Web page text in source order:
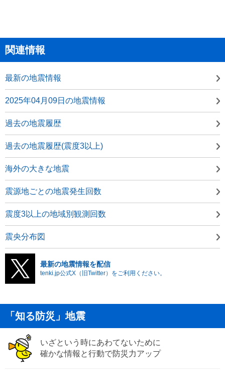
関連情報
最新の地震情報
2025年04月09日の地震情報
過去の地震履歴
過去の地震履歴(震度3以上)
海外の大きな地震
震源地ごとの地震発生回数
震度3以上の地域別観測回数
震央分布図
最新の地震情報を配信
tenki.jp公式X（旧Twitter）をご利用ください。
「知る防災」地震
いざという時にあわてないために
確かな情報と行動で防災力アップ